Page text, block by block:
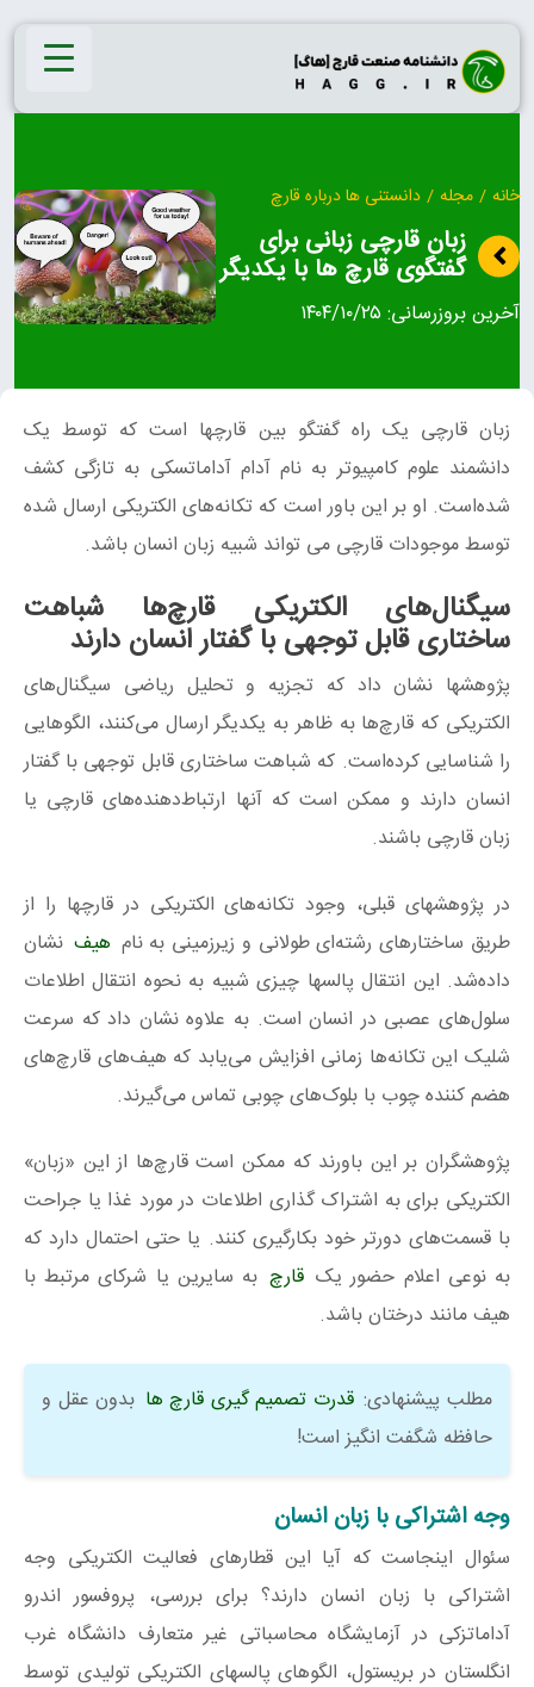
Skip
content
خانه / مجله / دانستنی ها درباره قارچ
زبان قارچی زبانی برای
گفتگوی قارچ ها با یکدیگر
آخرین بروزرسانی: ۱۴۰۴/۱۰/۲۵
زبان قارچی یک راه گفتگو بین قارچها است که توسط یک
دانشمند علوم کامپیوتر به نام آدام آداماتسکی به تازگی کشف
شده‌است. او بر این باور است که تکانه‌های الکتریکی ارسال شده
توسط موجودات قارچی می تواند شبیه زبان انسان باشد.
سیگنال‌های الکتریکی قارچ‌ها شباهت
ساختاری قابل توجهی با گفتار انسان دارند
پژوهشها نشان داد که تجزیه و تحلیل ریاضی سیگنال‌های
الکتریکی که قارچ‌ها به ظاهر به یکدیگر ارسال می‌کنند، الگوهایی
را شناسایی کرده‌است. که شباهت ساختاری قابل توجهی با گفتار
انسان دارند و ممکن است که آنها ارتباط‌دهنده‌های قارچی یا
زبان قارچی باشند.
در پژوهشهای قبلی، وجود تکانه‌های الکتریکی در قارچها را از
طریق ساختارهای رشته‌ای طولانی و زیرزمینی به نام هیف نشان
داده‎‌شد. این انتقال پالسها چیزی شبیه به نحوه انتقال اطلاعات
سلول‌های عصبی در انسان است. به علاوه نشان داد که سرعت
شلیک این تکانه‌ها زمانی افزایش می‌یابد که هیف‌های قارچ‌های
هضم کننده چوب با بلوک‌های چوبی تماس می‌گیرند.
پژوهشگران بر این باورند که ممکن است قارچ‌ها از این «زبان»
الکتریکی برای به اشتراک گذاری اطلاعات در مورد غذا یا جراحت
با قسمت‌های دورتر خود بکارگیری کنند. یا حتی احتمال دارد که
به نوعی اعلام حضور یک قارچ به سایرین یا شرکای مرتبط با
هیف مانند درختان باشد.
مطلب پیشنهادی: قدرت تصمیم گیری قارچ ها بدون عقل و
حافظه شگفت انگیز است!
وجه اشتراکی با زبان انسان
سئوال اینجاست که آیا این قطارهای فعالیت الکتریکی وجه
اشتراکی با زبان انسان دارند؟ برای بررسی، پروفسور اندرو
آداماتزکی در آزمایشگاه محاسباتی غیر متعارف دانشگاه غرب
انگلستان در بریستول، الگوهای پالسهای الکتریکی تولیدی توسط